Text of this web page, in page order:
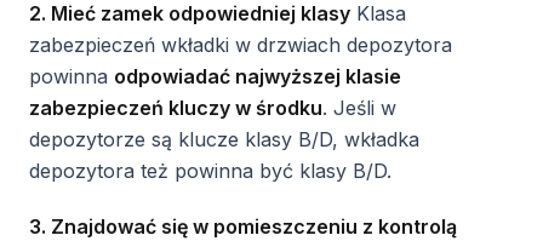
2. Mieć zamek odpowiedniej klasy Klasa
zabezpieczeń wkładki w drzwiach depozytora
powinna odpowiadać najwyższej klasie
zabezpieczeń kluczy w środku. Jeśli w
depozytorze są klucze klasy B/D, wkładka
depozytora też powinna być klasy B/D.
3. Znajdować się w pomieszczeniu z kontrolą